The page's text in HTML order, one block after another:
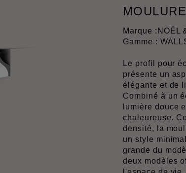
Marque : NOËL
Gamme :
Le profil pour
présente un
élégante et de
Combiné à un
lumière douce
chaleureuse.
densité, la
un style
grande du
deux modèles